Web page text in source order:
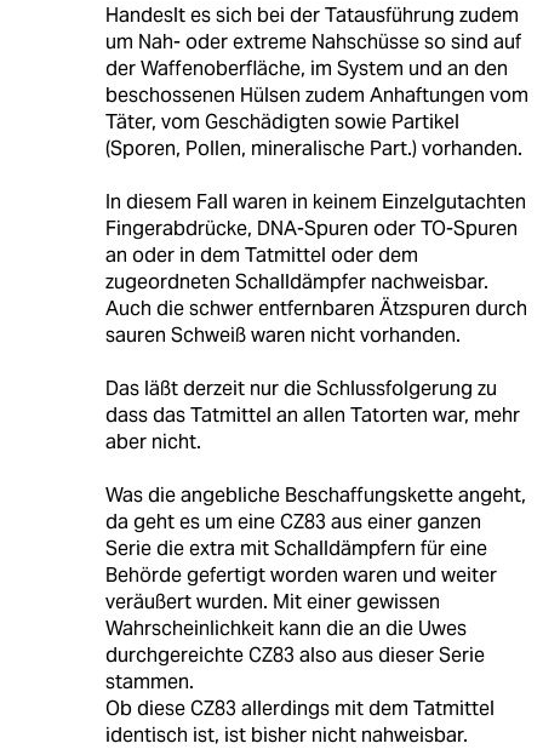
Handeslt es sich bei der Tatausführung zudem
um Nah- oder extreme Nahschüsse so sind auf
der Waffenoberfläche, im System und an den
beschossenen Hülsen zudem Anhaftungen vom
Täter, vom Geschädigten sowie Partikel
(Sporen, Pollen, mineralische Part.) vorhanden.
In diesem Fall waren in keinem Einzelgutachten
Fingerabdrücke, DNA-Spuren oder TO-Spuren
an oder in dem Tatmittel oder dem
zugeordneten Schalldämpfer nachweisbar.
Auch die schwer entfernbaren Ätzspuren durch
sauren Schweiß waren nicht vorhanden.
Das läßt derzeit nur die Schlussfolgerung zu
dass das Tatmittel an allen Tatorten war, mehr
aber nicht.
Was die angebliche Beschaffungskette angeht,
da geht es um eine CZ83 aus einer ganzen
Serie die extra mit Schalldämpfern für eine
Behörde gefertigt worden waren und weiter
veräußert wurden. Mit einer gewissen
Wahrscheinlichkeit kann die an die Uwes
durchgereichte CZ83 also aus dieser Serie
stammen.
Ob diese CZ83 allerdings mit dem Tatmittel
identisch ist, ist bisher nicht nahweisbar.